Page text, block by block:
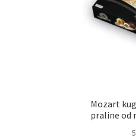
Mozart
praline od